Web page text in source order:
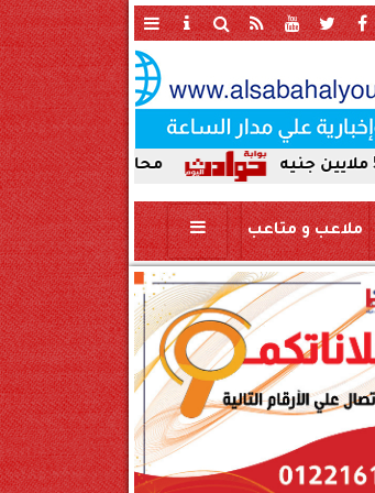
محافظ سوهاج يحيل واقعة ردم نهر النيل
ملاعب و متاعب